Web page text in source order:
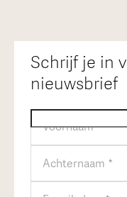
Schrijf je in
nieuwsbrief